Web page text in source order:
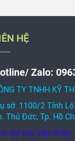
HỆ
Zalo:
TY TNHH KỸ
sở: 1100/2 Tỉnh
Thủ Đức, Tp. Hồ
chỉ sau sáp